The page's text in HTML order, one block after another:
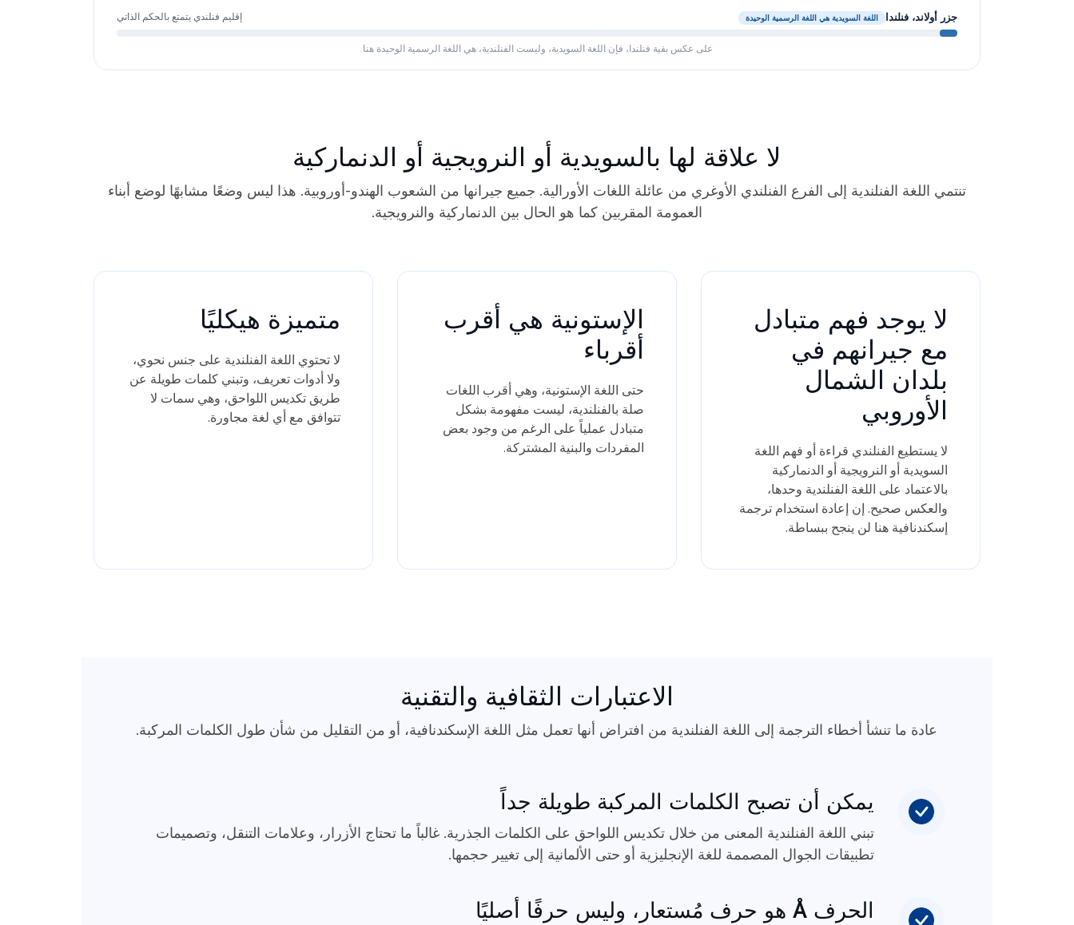
جزر أولاند، فنلندا اللغة السويدية هي اللغة الرسمية الوحيدة إقليم فنلندي يتمتع بالحكم الذاتي
على عكس بقية فنلندا، فإن اللغة السويدية، وليست الفنلندية، هي اللغة الرسمية الوحيدة هنا.
لا علاقة لها بالسويدية أو النرويجية أو الدنماركية
تنتمي اللغة الفنلندية إلى الفرع الفنلندي الأوغري من عائلة اللغات الأورالية. جميع جيرانها من الشعوب الهندو-أوروبية. هذا ليس وضعًا مشابهًا لوضع أبناء
العمومة المقربين كما هو الحال بين الدنماركية والنرويجية.
لا يوجد فهم متبادل
مع جيرانهم في
بلدان الشمال
الأوروبي
لا يستطيع الفنلندي قراءة أو فهم اللغة
السويدية أو النرويجية أو الدنماركية
بالاعتماد على اللغة الفنلندية وحدها،
والعكس صحيح. إن إعادة استخدام ترجمة
إسكندنافية هنا لن ينجح ببساطة.
الإستونية هي أقرب
أقرباء
حتى اللغة الإستونية، وهي أقرب اللغات
صلة بالفنلندية، ليست مفهومة بشكل
متبادل عملياً على الرغم من وجود بعض
المفردات والبنية المشتركة.
متميزة هيكليًا
لا تحتوي اللغة الفنلندية على جنس نحوي،
ولا أدوات تعريف، وتبني كلمات طويلة عن
طريق تكديس اللواحق، وهي سمات لا
تتوافق مع أي لغة مجاورة.
الاعتبارات الثقافية والتقنية
عادة ما تنشأ أخطاء الترجمة إلى اللغة الفنلندية من افتراض أنها تعمل مثل اللغة الإسكندنافية، أو من التقليل من شأن طول الكلمات المركبة.
يمكن أن تصبح الكلمات المركبة طويلة جداً
تبني اللغة الفنلندية المعنى من خلال تكديس اللواحق على الكلمات الجذرية. غالباً ما تحتاج الأزرار، وعلامات التنقل، وتصميمات
تطبيقات الجوال المصممة للغة الإنجليزية أو حتى الألمانية إلى تغيير حجمها.
الحرف Å هو حرف مُستعار، وليس حرفًا أصليًا